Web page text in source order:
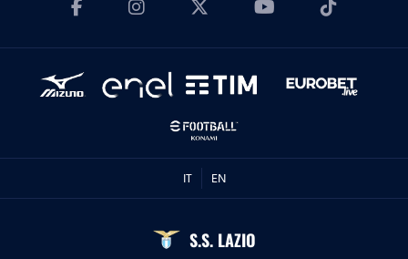
IT EN
S.S. LAZIO